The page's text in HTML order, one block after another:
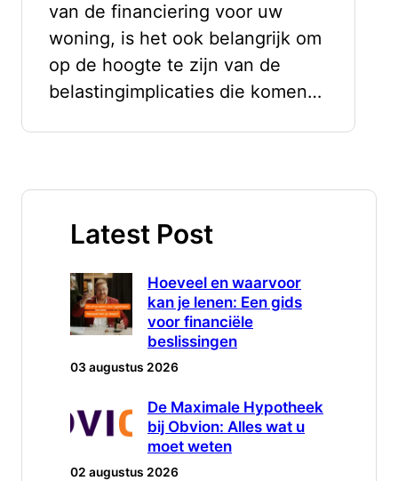
van de financiering voor uw
woning, is het ook belangrijk om
op de hoogte te zijn van de
belastingimplicaties die komen…
Latest Post
Hoeveel en waarvoor
kan je lenen: Een gids
voor financiële
beslissingen
03 augustus 2026
De Maximale Hypotheek
bij Obvion: Alles wat u
moet weten
02 augustus 2026